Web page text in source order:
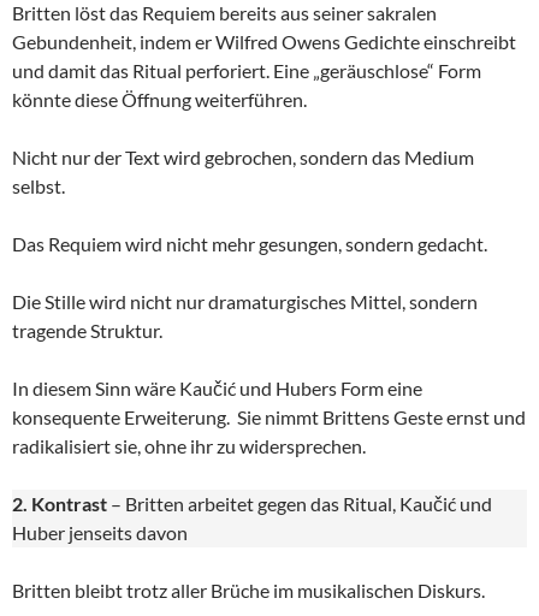
Britten löst das Requiem bereits aus seiner sakralen
Gebundenheit, indem er Wilfred Owens Gedichte einschreibt
und damit das Ritual perforiert. Eine „geräuschlose“ Form
könnte diese Öffnung weiterführen.
Nicht nur der Text wird gebrochen, sondern das Medium
selbst.
Das Requiem wird nicht mehr gesungen, sondern gedacht.
Die Stille wird nicht nur dramaturgisches Mittel, sondern
tragende Struktur.
In diesem Sinn wäre Kaučić und Hubers Form eine
konsequente Erweiterung. Sie nimmt Brittens Geste ernst und
radikalisiert sie, ohne ihr zu widersprechen.
2. Kontrast – Britten arbeitet gegen das Ritual, Kaučić und
Huber jenseits davon
Britten bleibt trotz aller Brüche im musikalischen Diskurs.